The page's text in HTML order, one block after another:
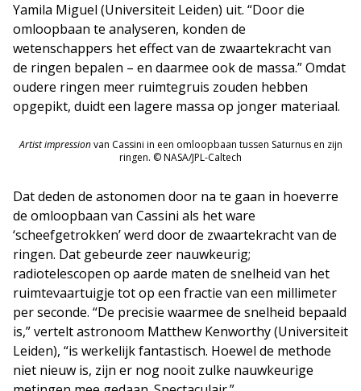
Yamila Miguel (Universiteit Leiden) uit. “Door die
omloopbaan te analyseren, konden de
wetenschappers het effect van de zwaartekracht van
de ringen bepalen – en daarmee ook de massa.” Omdat
oudere ringen meer ruimtegruis zouden hebben
opgepikt, duidt een lagere massa op jonger materiaal.
Artist impressionvan Cassini in een omloopbaan tussen Saturnus en zijn
ringen. © NASA/JPL-Caltech
Dat deden de astonomen door na te gaan in hoeverre
de omloopbaan van Cassini als het ware
‘scheefgetrokken’ werd door de zwaartekracht van de
ringen. Dat gebeurde zeer nauwkeurig;
radiotelescopen op aarde maten de snelheid van het
ruimtevaartuigje tot op een fractie van een millimeter
per seconde. “De precisie waarmee de snelheid bepaald
is,” vertelt astronoom Matthew Kenworthy (Universiteit
Leiden), “is werkelijk fantastisch. Hoewel de methode
niet nieuw is, zijn er nog nooit zulke nauwkeurige